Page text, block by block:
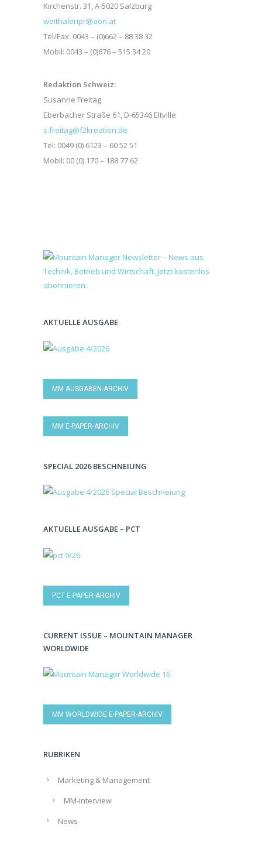
Kirchenstr. 31, A-5020 Salzburg
weithaleripr@aon.at
Tel/Fax: 0043 – (0)662 – 88 38 32
Mobil: 0043 – (0)676 – 515 34 20
Redaktion Schweiz:
Susanne Freitag
Eberbacher Straße 61, D-65346 Eltville
s.freitag@f2kreation.de
Tel: 0049 (0) 6123 – 60 52 51
Mobil: 00 (0) 170 – 188 77 62
AKTUELLE AUSGABE
MM AUSGABEN-ARCHIV
MM E-PAPER-ARCHIV
SPECIAL 2026 BESCHNEIUNG
AKTUELLE AUSGABE – PCT
PCT E-PAPER-ARCHIV
CURRENT ISSUE – MOUNTAIN MANAGER
WORLDWIDE
MM WORLDWIDE E-PAPER-ARCHIV
RUBRIKEN
Marketing & Management
MM-Interview
News